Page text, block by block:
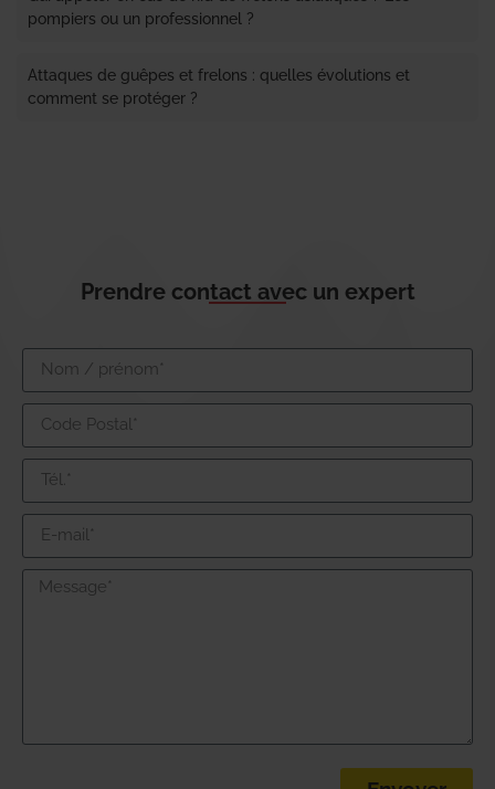
pompiers ou un professionnel ?
Attaques de guêpes et frelons : quelles évolutions et
comment se protéger ?
Prendre contact avec un expert